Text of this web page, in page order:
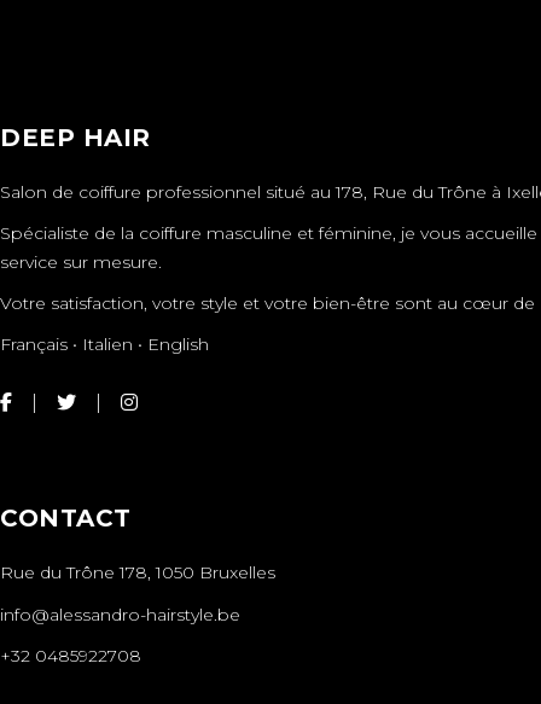
DEEP HAIR
Salon de coiffure professionnel situé au 178, Rue du Trône à
Spécialiste de la coiffure masculine et féminine, je vous
service sur mesure.
Votre satisfaction, votre style et votre bien-être sont au cœur
Français • Italien • English
CONTACT
Rue du Trône 178, 1050 Bruxelles
info@alessandro-hairstyle.be
+32 0485922708